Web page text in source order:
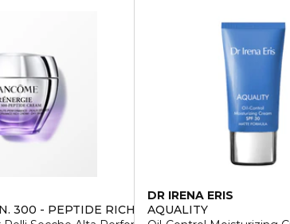
300 - PEPTIDE RICH CREAM
DR IRENA ERIS
AQUALITY